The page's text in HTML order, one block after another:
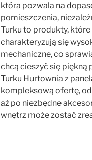
która pozwala na
pomieszczenia,
Turku to produkty,
charakteryzują się
mechaniczne, co
chcą cieszyć się piękną
Turku Hurtownia z
kompleksową ofertę,
aż po niezbędne
wnętrz może zostać